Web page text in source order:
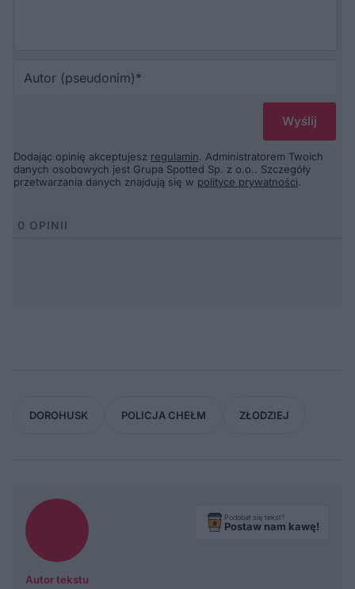
Dodając opinię akceptujesz regulamin. Administratorem Twoich
danych osobowych jest Grupa Spotted Sp. z o.o.. Szczegóły
przetwarzania danych znajdują się w polityce prywatności.
0 OPINII
DOROHUSK POLICJA CHEŁM ZŁODZIEJ
Autor tekstu
Podobał się tekst?
Postaw nam kawę!